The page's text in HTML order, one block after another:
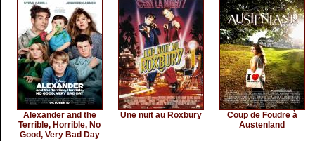
Alexander and the
Terrible, Horrible, No
Good, Very Bad Day
Une nuit au Roxbury
Coup de Foudre à
Austenland